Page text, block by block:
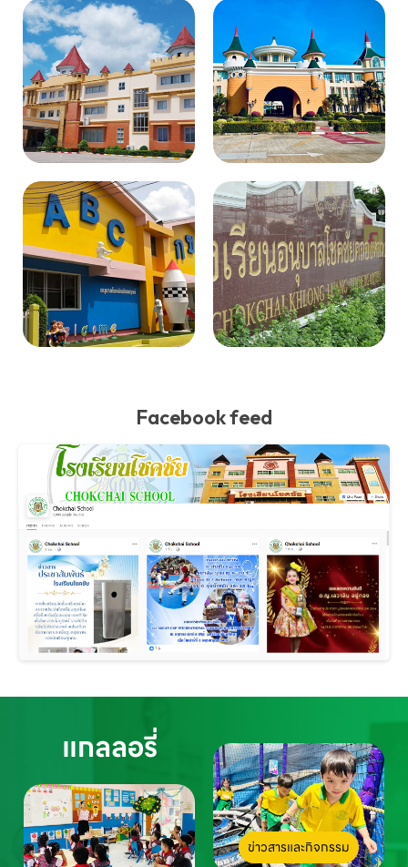
Facebook feed
แกลลอรี่
ข่าวสารและกิจกรรม